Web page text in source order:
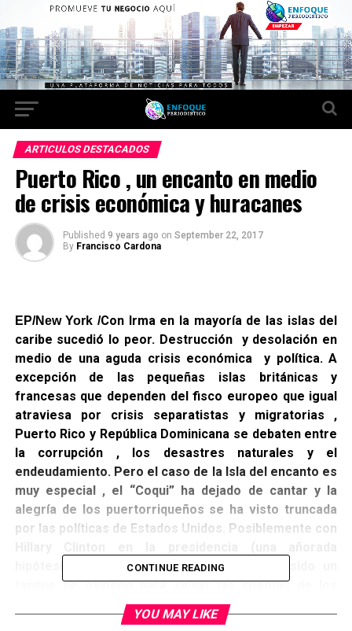
ARTICULOS DESTACADOS
Puerto Rico , un encanto en medio
de crisis económica y huracanes
Published 9 years ago on September 22, 2017
By Francisco Cardona
EP/New York /Con Irma en la mayoría de las islas del
caribe sucedió lo peor. Destrucción y desolación en
medio de una aguda crisis económica y política. A
excepción de las pequeñas islas británicas y
francesas que dependen del fisco europeo que igual
atraviesa por crisis separatistas y migratorias ,
Puerto Rico y República Dominicana se debaten entre
la corrupción , los desastres naturales y el
endeudamiento. Pero el caso de la Isla del encanto es
muy especial , el “Coqui” ha dejado de cantar y la
alegría de los puertorriqueños se ha visto truncada
por las políticas de Estados Unidos. Posiblemente con
hipótesis que aún se contempla) hubiese sido un
tanque de oxigeno para saldar las cuentas de los
acreedores que hoy tienen entre las cuerdas la salud
, la educación y básicamente las empresas que
CONTINUE READING
YOU MAY LIKE